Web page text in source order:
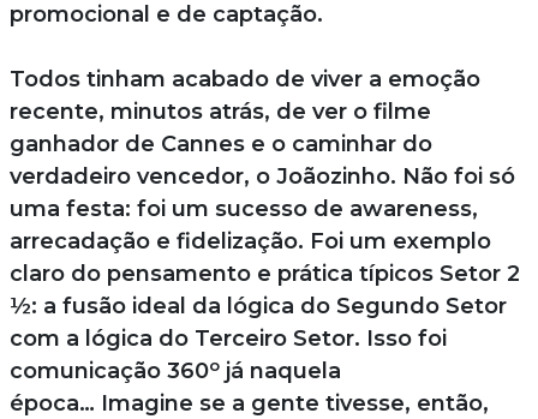
promocional e de captação.
Todos tinham acabado de viver a emoção
recente, minutos atrás, de ver o filme
ganhador de Cannes e o caminhar do
verdadeiro vencedor, o Joãozinho. Não foi só
uma festa: foi um sucesso de awareness,
arrecadação e fidelização. Foi um exemplo
claro do pensamento e prática típicos Setor 2
½: a fusão ideal da lógica do Segundo Setor
com a lógica do Terceiro Setor. Isso foi
comunicação 360ojá naquela
época… Imagine se a gente tivesse, então,